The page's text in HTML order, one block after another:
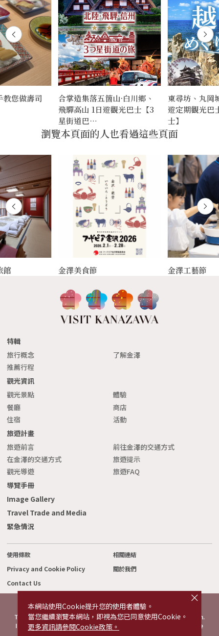
教您做壽司
合掌造集落五箇山·白川鄉、
飛驒高山 1日遊觀光巴士【3
星街道巴…
東尋坊、丸岡
遊定期觀光巴
士】
瀏覽本頁面的人也看過這些頁面
館 金澤美食節 金澤工藝節
特輯
旅行概念
了解金澤
推薦行程
觀光資訊
觀光景點
體驗
餐廳
商店
住宿
活動
旅遊計畫
旅遊前言
前往金澤的交通方式
在金澤的交通方式
旅遊提示
觀光導遊
旅遊FAQ
導覽手冊
Image Gallery
Travel Trade and Media
緊急情況
使用條款
相關連結
Privacy and Cookie Policy
關於我們
Contact Us
©2022 Kanazawa City Tourism Association.
The copyright for the Website contents is held by the Association.
It is forbidden to replicate or reprint the contents of the Website
本網站使用Cookie提升您的使用者體驗。
當您繼續瀏覽本網站，即視為您已同意使用Cookie。
更多資訊請參閱Cookie政策。
o
s